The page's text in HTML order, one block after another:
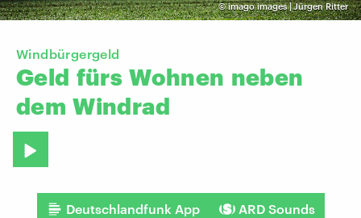
©imago images | Jürgen Ritter
Windbürgergeld
Geld fürs Wohnen neben
dem Windrad
Deutschlandfunk App ARD Sounds